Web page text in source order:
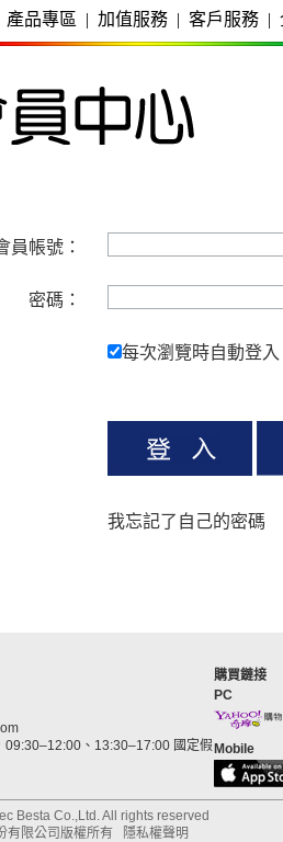
產品專區 | 加值服務 | 客戶服務 |
員帳號：
密碼：
每次瀏覽時自動登入
我忘記了自己的密碼
09:30–12:00、13:30–17:00 國定假
購買鏈接
PC
Mobile
Besta Co.,Ltd. All rights reserved
有限公司版權所有
隱私權聲明